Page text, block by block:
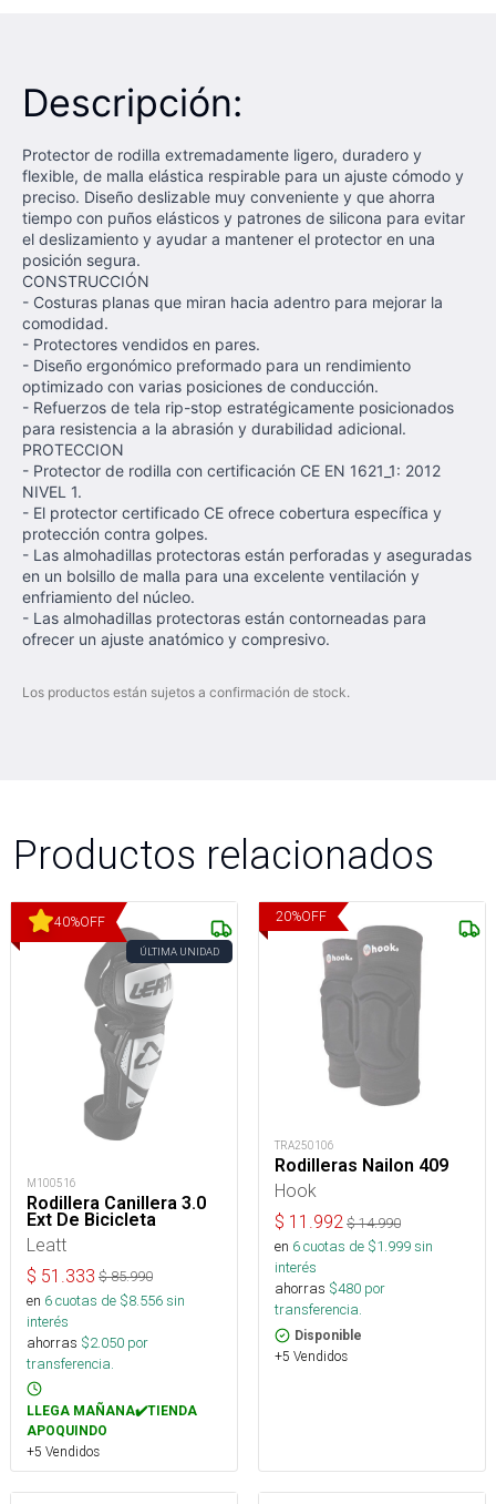
Descripción:
Protector de rodilla extremadamente ligero, duradero y
flexible, de malla elástica respirable para un ajuste cómodo y
preciso. Diseño deslizable muy conveniente y que ahorra
tiempo con puños elásticos y patrones de silicona para evitar
el deslizamiento y ayudar a mantener el protector en una
posición segura.
CONSTRUCCIÓN
- Costuras planas que miran hacia adentro para mejorar la
comodidad.
- Protectores vendidos en pares.
- Diseño ergonómico preformado para un rendimiento
optimizado con varias posiciones de conducción.
- Refuerzos de tela rip-stop estratégicamente posicionados
para resistencia a la abrasión y durabilidad adicional.
PROTECCION
- Protector de rodilla con certificación CE EN 1621_1: 2012
NIVEL 1.
- El protector certificado CE ofrece cobertura específica y
protección contra golpes.
- Las almohadillas protectoras están perforadas y aseguradas
en un bolsillo de malla para una excelente ventilación y
enfriamiento del núcleo.
- Las almohadillas protectoras están contorneadas para
ofrecer un ajuste anatómico y compresivo.
Los productos están sujetos a confirmación de stock.
Productos relacionados
40%OFF
ÚLTIMA UNIDAD
M100516
Rodillera Canillera 3.0
Ext De Bicicleta
Leatt
$ 51.333 $85.990
en 6cuotas de $8.556sin
interés
ahorras $2.050 por
transferencia.
LLEGA MAÑANA✔️TIENDA
APOQUINDO
+5 Vendidos
20%OFF
TRA250106
Rodilleras Nailon 409
Hook
$ 11.992 $14.990
en 6cuotas de $1.999sin
interés
ahorras $480 por
transferencia.
Disponible
+5 Vendidos